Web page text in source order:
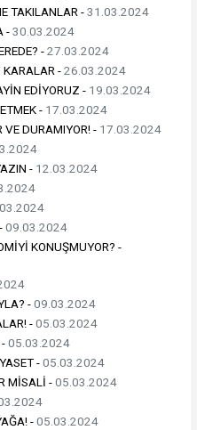
TAKILANLAR -31.03.2024
-30.03.2024
-27.03.2024
KARALAR -26.03.2024
EDİYORUZ - 19.03.2024
- 17.03.2024
VE DURAMIYOR! - 17.03.2024
- 12.03.2024
09.03.2024
KONUŞMUYOR? -
-09.03.2024
-05.03.2024
05.03.2024
-05.03.2024
MİSALİ -05.03.2024
-05.03.2024